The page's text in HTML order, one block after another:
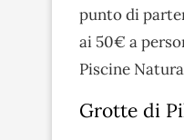
punto di
ai 50€ a
Piscine
Grotte di